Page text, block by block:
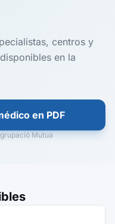
centros y
en la
en PDF
Mutua